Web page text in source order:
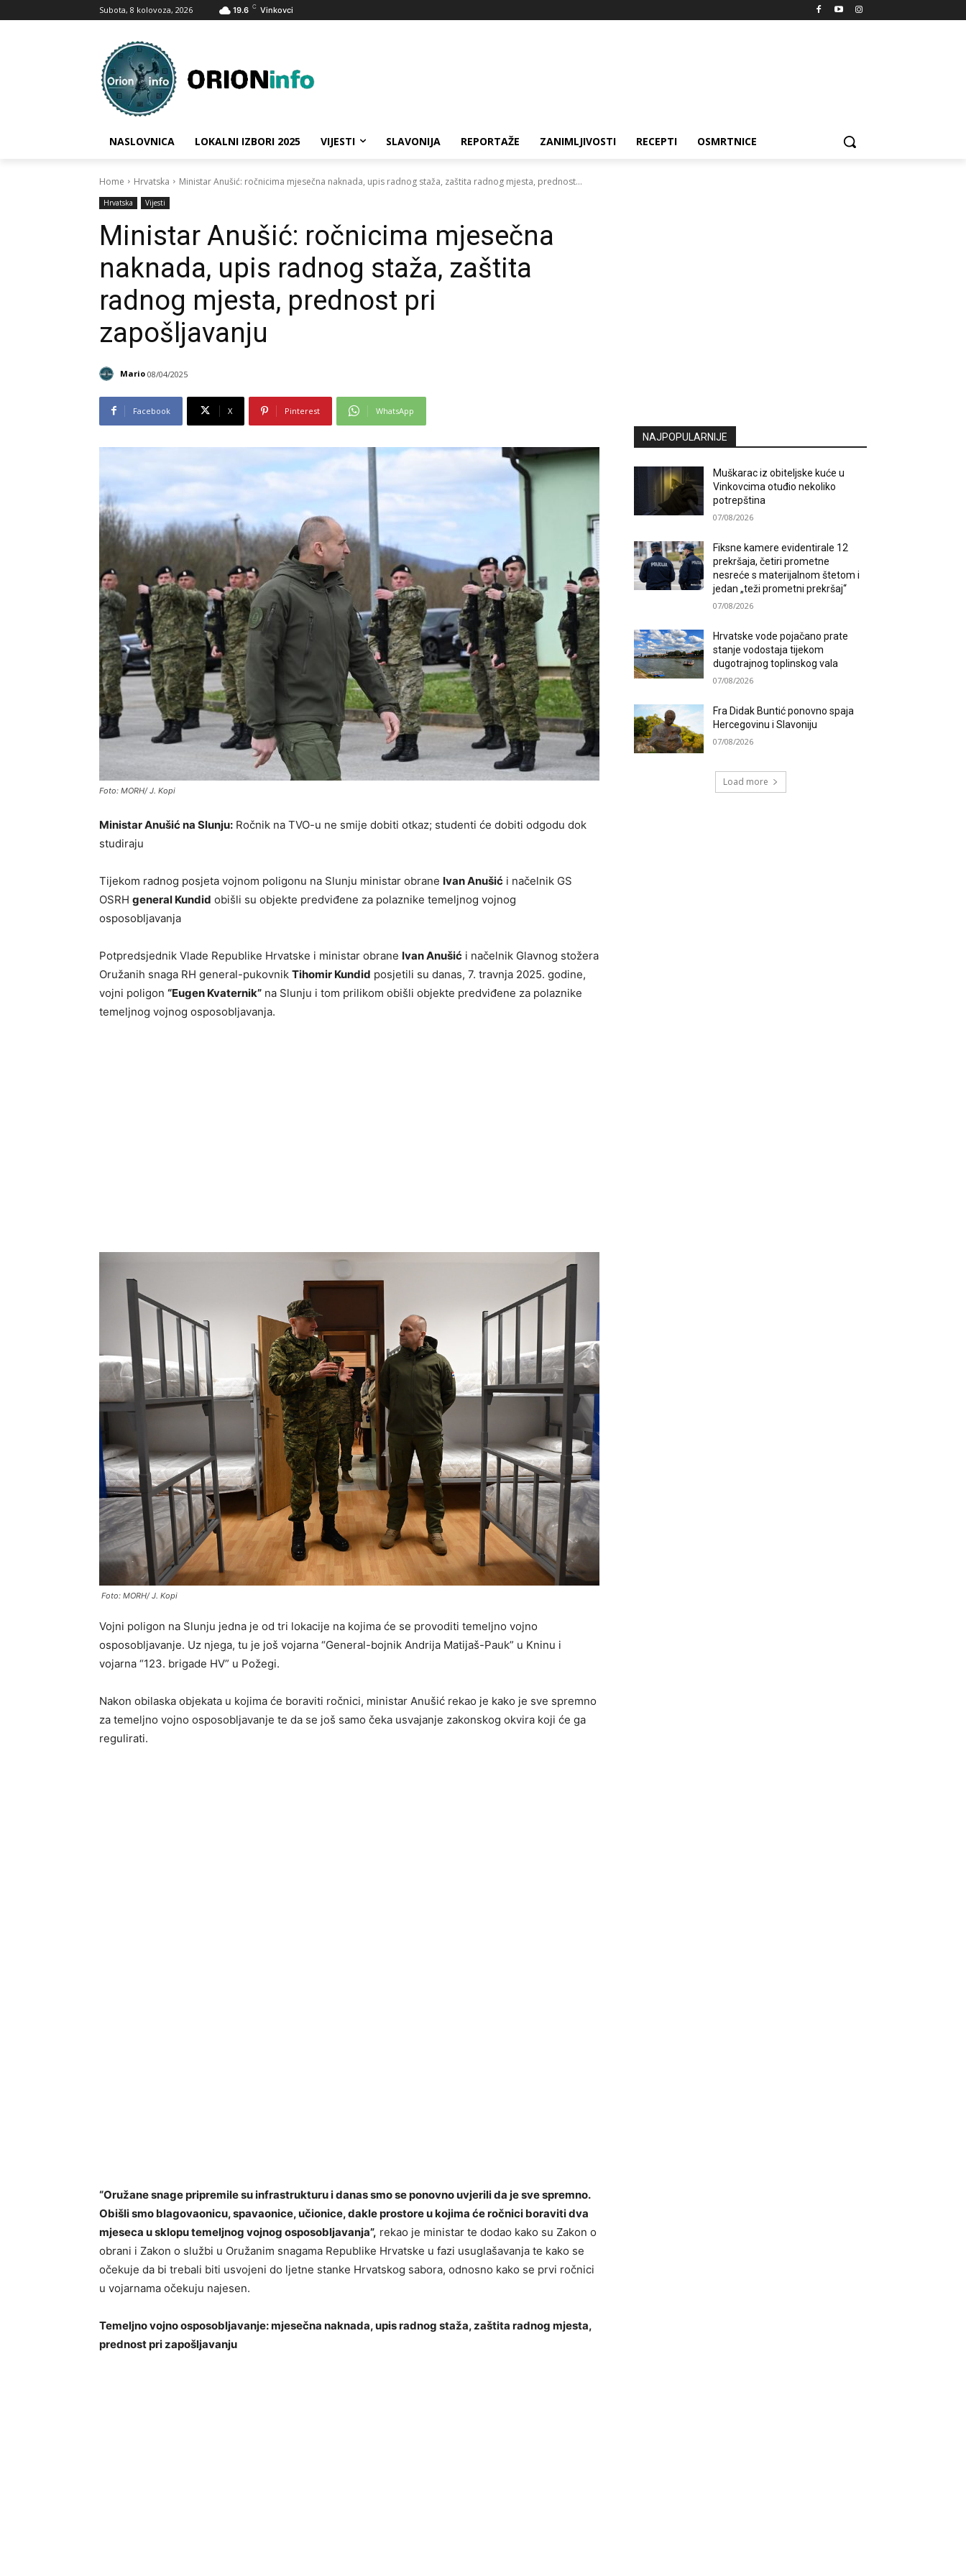
Subota, 8 kolovoza, 2026 19.6 C Vinkovci
NASLOVNICA LOKALNI IZBORI 2025 VIJESTI SLAVONIJA REPORTAŽE ZANIMLJIVOSTI RECEPTI OSMRTNICE
Home Hrvatska Ministar Anušić: ročnicima mjesečna naknada, upis radnog staža, zaštita radnog mjesta, prednost...
Hrvatska Vijesti
Ministar Anušić: ročnicima mjesečna
naknada, upis radnog staža, zaštita
radnog mjesta, prednost pri
zapošljavanju
Mario 08/04/2025
Facebook X Pinterest WhatsApp
Foto: MORH/ J. Kopi
Ministar Anušić na Slunju: Ročnik na TVO-u ne smije dobiti otkaz; studenti će dobiti odgodu dok
studiraju
Tijekom radnog posjeta vojnom poligonu na Slunju ministar obrane Ivan Anušić i načelnik GS
OSRH general Kundid obišli su objekte predviđene za polaznike temeljnog vojnog
osposobljavanja
Potpredsjednik Vlade Republike Hrvatske i ministar obrane Ivan Anušić i načelnik Glavnog stožera
Oružanih snaga RH general-pukovnik Tihomir Kundid posjetili su danas, 7. travnja 2025. godine,
vojni poligon “Eugen Kvaternik” na Slunju i tom prilikom obišli objekte predviđene za polaznike
temeljnog vojnog osposobljavanja.
Foto: MORH/ J. Kopi
Vojni poligon na Slunju jedna je od tri lokacije na kojima će se provoditi temeljno vojno
osposobljavanje. Uz njega, tu je još vojarna “General-bojnik Andrija Matijaš-Pauk” u Kninu i
vojarna “123. brigade HV” u Požegi.
Nakon obilaska objekata u kojima će boraviti ročnici, ministar Anušić rekao je kako je sve spremno
za temeljno vojno osposobljavanje te da se još samo čeka usvajanje zakonskog okvira koji će ga
regulirati.
“Oružane snage pripremile su infrastrukturu i danas smo se ponovno uvjerili da je sve spremno.
Obišli smo blagovaonicu, spavaonice, učionice, dakle prostore u kojima će ročnici boraviti dva
mjeseca u sklopu temeljnog vojnog osposobljavanja”, rekao je ministar te dodao kako su Zakon o
obrani i Zakon o službi u Oružanim snagama Republike Hrvatske u fazi usuglašavanja te kako se
očekuje da bi trebali biti usvojeni do ljetne stanke Hrvatskog sabora, odnosno kako se prvi ročnici
u vojarnama očekuju najesen.
Temeljno vojno osposobljavanje: mjesečna naknada, upis radnog staža, zaštita radnog mjesta,
prednost pri zapošljavanju
NAJPOPULARNIJE
Muškarac iz obiteljske kuće u
Vinkovcima otuđio nekoliko
potrepština
07/08/2026
Fiksne kamere evidentirale 12
prekršaja, četiri prometne
nesreće s materijalnom štetom i
jedan „teži prometni prekršaj“
07/08/2026
Hrvatske vode pojačano prate
stanje vodostaja tijekom
dugotrajnog toplinskog vala
07/08/2026
Fra Didak Buntić ponovno spaja
Hercegovinu i Slavoniju
07/08/2026
Load more